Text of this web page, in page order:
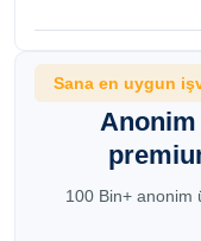
Sana en uygun
100 Bin+ anonim